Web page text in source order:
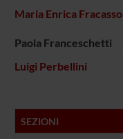
Maria Enrica Fracasso
Paola Franceschetti
Luigi Perbellini
SEZIONI